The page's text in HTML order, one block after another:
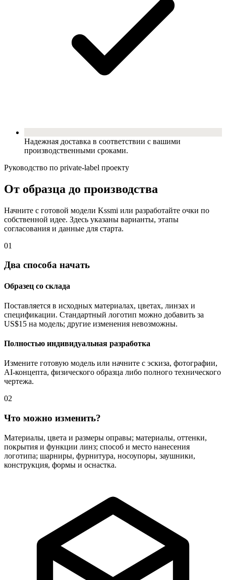
Надежная доставка в соответствии с вашими
производственными сроками.
Руководство по private-label проекту
От образца до производства
Начните с готовой модели Kssmi или разработайте очки по
собственной идее. Здесь указаны варианты, этапы
согласования и данные для старта.
01
Два способа начать
Образец со склада
Поставляется в исходных материалах, цветах, линзах и
спецификации. Стандартный логотип можно добавить за
US$15 на модель; другие изменения невозможны.
Полностью индивидуальная разработка
Измените готовую модель или начните с эскиза, фотографии,
AI-концепта, физического образца либо полного технического
чертежа.
02
Что можно изменить?
Материалы, цвета и размеры оправы; материалы, оттенки,
покрытия и функции линз; способ и место нанесения
логотипа; шарниры, фурнитура, носоупоры, заушники,
конструкция, формы и оснастка.